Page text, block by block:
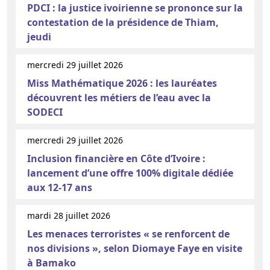
PDCI : la justice ivoirienne se prononce sur la
contestation de la présidence de Thiam,
jeudi
mercredi 29 juillet 2026
Miss Mathématique 2026 : les lauréates
découvrent les métiers de l’eau avec la
SODECI
mercredi 29 juillet 2026
Inclusion financière en Côte d’Ivoire :
lancement d’une offre 100% digitale dédiée
aux 12-17 ans
mardi 28 juillet 2026
Les menaces terroristes « se renforcent de
nos divisions », selon Diomaye Faye en visite
à Bamako